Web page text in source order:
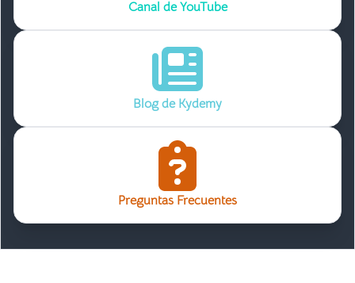
Canal de YouTube
Blog de Kydemy
Preguntas Frecuentes